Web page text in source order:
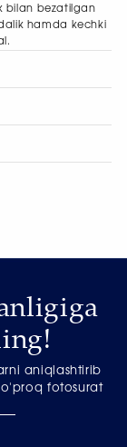
bilan bezatilgan
hamda kechki
aniqlashtirib
fotosurat